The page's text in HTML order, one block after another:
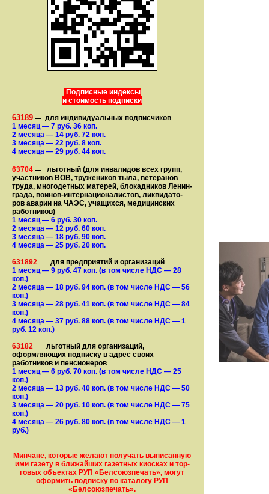
Подписные индексы
и стоимость подписки
63189 — для индивидуальных подписчиков
1 месяц— 7 руб. 36 коп.
2 месяца — 14 руб. 72 коп.
3 месяца — 22 руб. 8 коп.
4 месяца — 29 руб. 44 коп.
63704 —
льготный (для ин­ва­лидов всех групп,
участ­ников ВОВ, труже­ни­ков тыла, ветеранов
труда, мно­го­­детных матерей, бло­­кад­ни­ков Ле­нин­
града, воинов-интернаци­о­на­­ли­стов, лик­ви­да­то­
ров аварии на ЧАЭС, уча­щихся, медицинских
работников)
1 месяц— 6 руб. 30 коп.
2 месяца — 12 руб. 60 коп.
3 месяца — 18 руб. 90 коп.
4 месяца — 25 руб. 20 коп.
631892 —
для предприятий и организаций
1 месяц— 9 руб. 47 коп. (в том числе НДС — 28
коп.)
2 месяца — 18 руб. 94 коп. (в том числе НДС — 56
коп.)
3 месяца — 28 руб. 41 коп. (в том числе НДС — 84
коп.)
4 месяца — 37 руб. 88 коп. (в том числе НДС — 1
руб. 12 коп.)
63182 —
льготный для организаций,
оформляющих подписку в адрес своих
работников и пенсионеров
1 месяц— 6 руб. 70 коп. (в том числе НДС — 25
коп.)
2 месяца — 13 руб. 40 коп. (в том числе НДС — 50
коп.)
3 месяца — 20 руб. 10 коп. (в том числе НДС — 75
коп.)
4 месяца — 26 руб. 80 коп. (в том числе НДС — 1
руб.)
Минчане, которые желают получать вы­писанную
ими газету в бли­жай­ших газет­ных киосках и тор­
го­вых объе­ктах РУП «Белсоюзпечать», могут
оформить под­пис­ку по ка­та­ло­гу РУП
«Белсоюзпечать».